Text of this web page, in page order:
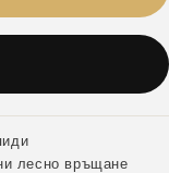
лесно връщане